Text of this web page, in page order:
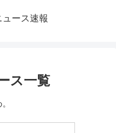
ュース速報
ス一覧